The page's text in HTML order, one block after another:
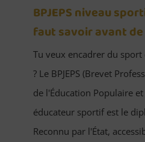
BPJEPS niveau
faut savoir avant
Tu veux encadrer du
? Le BPJEPS (Brevet
de l'Éducation Populaire
éducateur sportif est le
Reconnu par l'État,